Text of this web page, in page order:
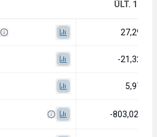
ÚLT. 12M
27,29 bi
-21,32 bi
5,97 bi
-803,02 mi